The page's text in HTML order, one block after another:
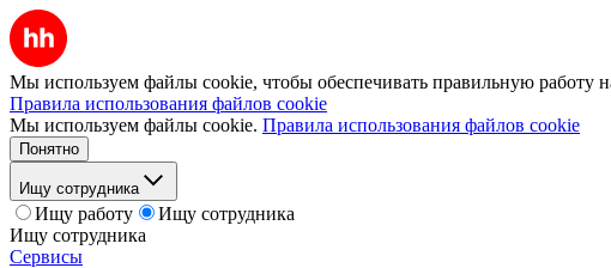
Мы используем файлы cookie, чтобы обеспечивать правильную работу
Правила использования файлов cookie
Мы используем файлы cookie. Правила использования файлов cookie
Понятно
Ищу сотрудника
Ищу работу
Ищу сотрудника
Ищу сотрудника
Сервисы